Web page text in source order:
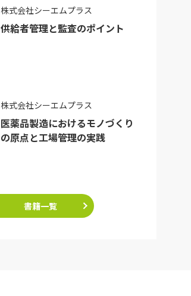
株式会社シーエムプラス
供給者管理と監査のポイント
株式会社シーエムプラス
医薬品製造におけるモノづくり
の原点と工場管理の実践
書籍一覧